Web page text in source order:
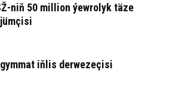
niň 50 million ýewrolyk täze
iňlis derwezeçisi